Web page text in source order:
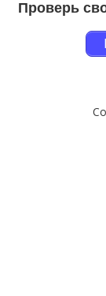
Проверь